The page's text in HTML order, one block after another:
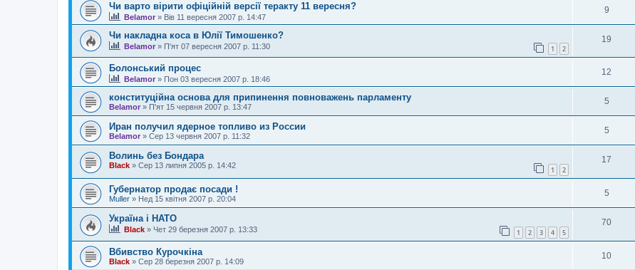
Чи варто вірити офіційній версії теракту 11 вересня?
Belamor » Вів 11 вересня 2007 р. 14:47
9
Чи накладна коса в Юлії Тимошенко?
Belamor » П'ят 07 вересня 2007 р. 11:30 1 2
19
Болонський процес
Belamor » Пон 03 вересня 2007 р. 18:46
12
конституційна основа для припинення повноважень парламенту
Belamor » П'ят 15 червня 2007 р. 13:47
5
Иран получил ядерное топливо из России
Belamor » Сер 13 червня 2007 р. 11:32
5
Волинь без Бондара
Black » Сер 13 липня 2005 р. 14:42 1 2
17
Губернатор продає посади !
Muller » Нед 15 квітня 2007 р. 20:04
5
Україна і НАТО
Black » Чет 29 березня 2007 р. 13:33 1 2 3 4 5
70
Вбивство Курочкіна
Black » Сер 28 березня 2007 р. 14:09
10